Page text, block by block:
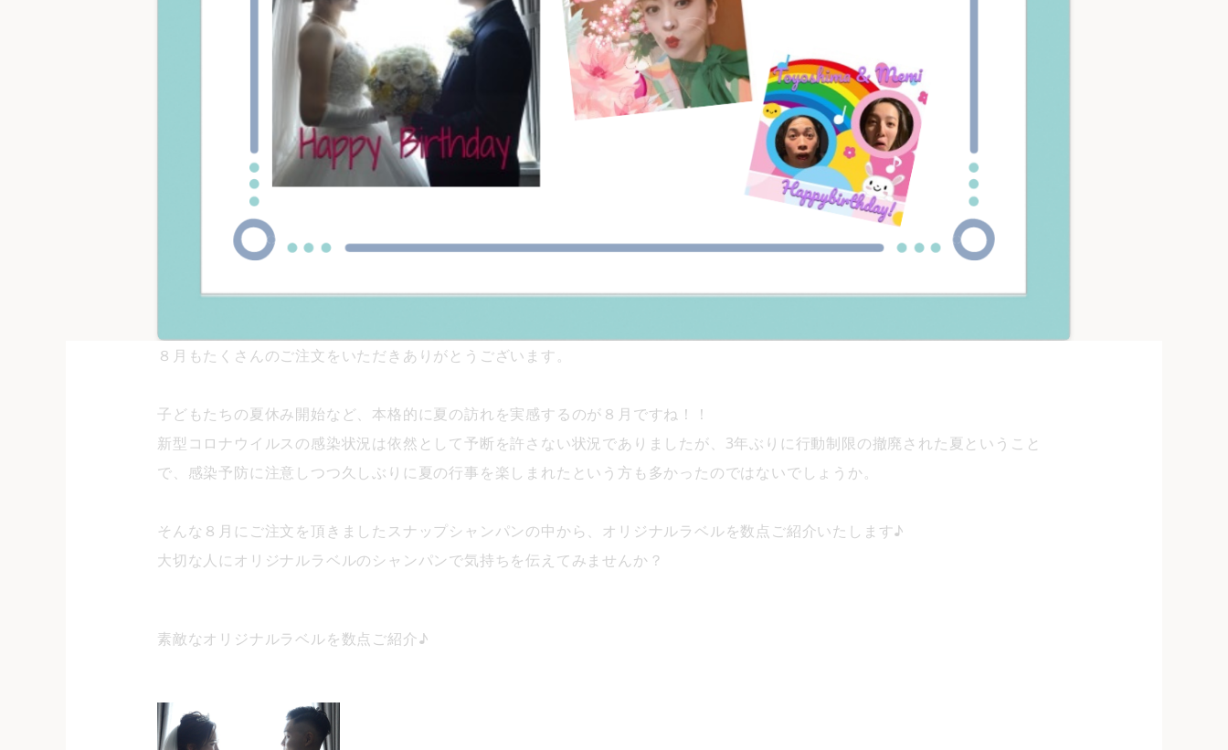
８月もたくさんのご注文をいただきありがとうございます。
子どもたちの夏休み開始など、本格的に夏の訪れを実感するのが８月ですね！！
新型コロナウイルスの感染状況は依然として予断を許さない状況でありましたが、3年ぶりに行動制限の撤廃された夏ということ
で、感染予防に注意しつつ久しぶりに夏の行事を楽しまれたという方も多かったのではないでしょうか。
そんな８月にご注文を頂きましたスナップシャンパンの中から、オリジナルラベルを数点ご紹介いたします♪
大切な人にオリジナルラベルのシャンパンで気持ちを伝えてみませんか？
素敵なオリジナルラベルを数点ご紹介♪